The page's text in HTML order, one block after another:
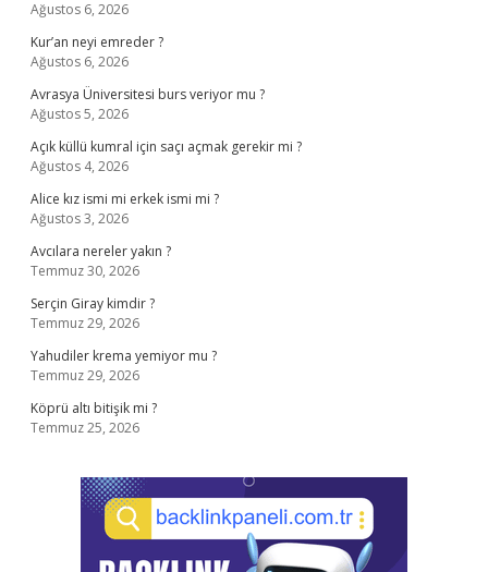
Ağustos 6, 2026
Kur’an neyi emreder ?
Ağustos 6, 2026
Avrasya Üniversitesi burs veriyor mu ?
Ağustos 5, 2026
Açık küllü kumral için saçı açmak gerekir mi ?
Ağustos 4, 2026
Alice kız ismi mi erkek ismi mi ?
Ağustos 3, 2026
Avcılara nereler yakın ?
Temmuz 30, 2026
Serçin Giray kimdir ?
Temmuz 29, 2026
Yahudiler krema yemiyor mu ?
Temmuz 29, 2026
Köprü altı bitişik mi ?
Temmuz 25, 2026